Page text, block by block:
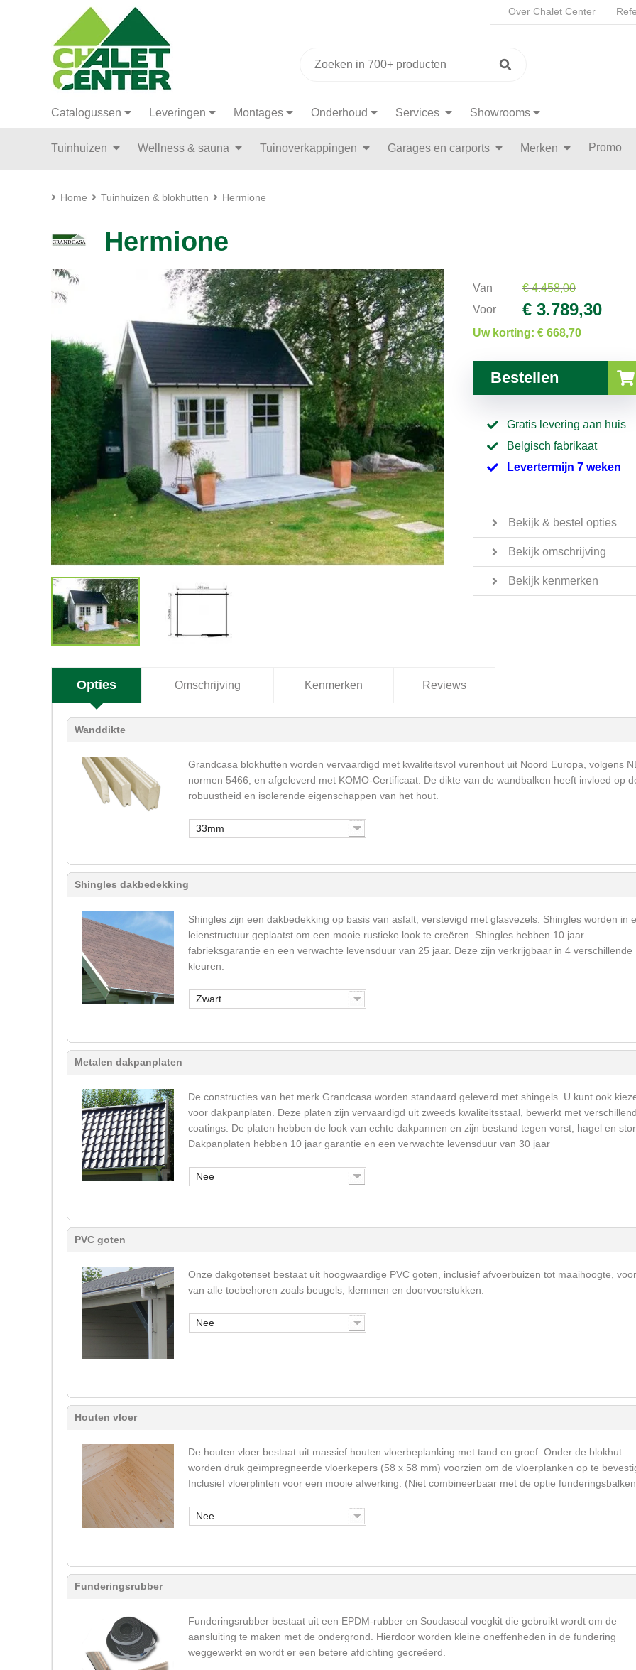
Over Chalet Center
Catalogussen Leveringen Montages Onderhoud Services Showrooms
Tuinhuizen Wellness & sauna Tuinoverkappingen Garages en carports Merken Promo
Home Tuinhuizen & blokhutten Hermione
Hermione
Van
€ 4.458,00
Voor
€ 3.789,30
Uw korting: € 668,70
Bestellen
Gratis levering aan huis
Belgisch fabrikaat
Levertermijn 7 weken
Bekijk & bestel opties
Bekijk omschrijving
Bekijk kenmerken
Opties Omschrijving Kenmerken Reviews
Wanddikte
Grandcasa blokhutten worden vervaardigd met kwaliteitsvol vurenhout uit Noord Europa, volgens
normen 5466, en afgeleverd met KOMO-Certificaat. De dikte van de wandbalken heeft invloed op
robuustheid en isolerende eigenschappen van het hout.
33mm
Shingles dakbedekking
Shingles zijn een dakbedekking op basis van asfalt, verstevigd met glasvezels. Shingles worden in
leienstructuur geplaatst om een mooie rustieke look te creëren. Shingles hebben 10 jaar
fabrieksgarantie en een verwachte levensduur van 25 jaar. Deze zijn verkrijgbaar in 4 verschillende
kleuren.
Zwart
Metalen dakpanplaten
De constructies van het merk Grandcasa worden standaard geleverd met shingels. U kunt ook
voor dakpanplaten. Deze platen zijn vervaardigd uit zweeds kwaliteitsstaal, bewerkt met
coatings. De platen hebben de look van echte dakpannen en zijn bestand tegen vorst, hagel en
Dakpanplaten hebben 10 jaar garantie en een verwachte levensduur van 30 jaar
Nee
PVC goten
Onze dakgotenset bestaat uit hoogwaardige PVC goten, inclusief afvoerbuizen tot maaihoogte,
van alle toebehoren zoals beugels, klemmen en doorvoerstukken.
Nee
Houten vloer
De houten vloer bestaat uit massief houten vloerbeplanking met tand en groef. Onder de blokhut
worden druk geïmpregneerde vloerkepers (58 x 58 mm) voorzien om de vloerplanken op te
Inclusief vloerplinten voor een mooie afwerking. (Niet combineerbaar met de optie
Nee
Funderingsrubber
Funderingsrubber bestaat uit een EPDM-rubber en Soudaseal voegkit die gebruikt wordt om de
aansluiting te maken met de ondergrond. Hierdoor worden kleine oneffenheden in de fundering
weggewerkt en wordt er een betere afdichting gecreëerd.